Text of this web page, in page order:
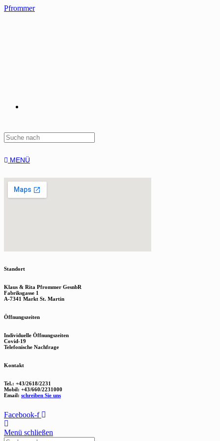
Pfrommer
MENÜ
Standort
Klaus & Rita Pfrommer GesnbR
Fabriksgasse 1
A-7341 Markt St. Martin
Öffnungszeiten
Individuelle Öffnungszeiten
Covid-19
Telefonische Nachfrage
Kontakt
Tel.: +43/2618/2231
Mobil: +43/660/2231000
Email: schreiben Sie uns
Facebook-f
Menü schließen